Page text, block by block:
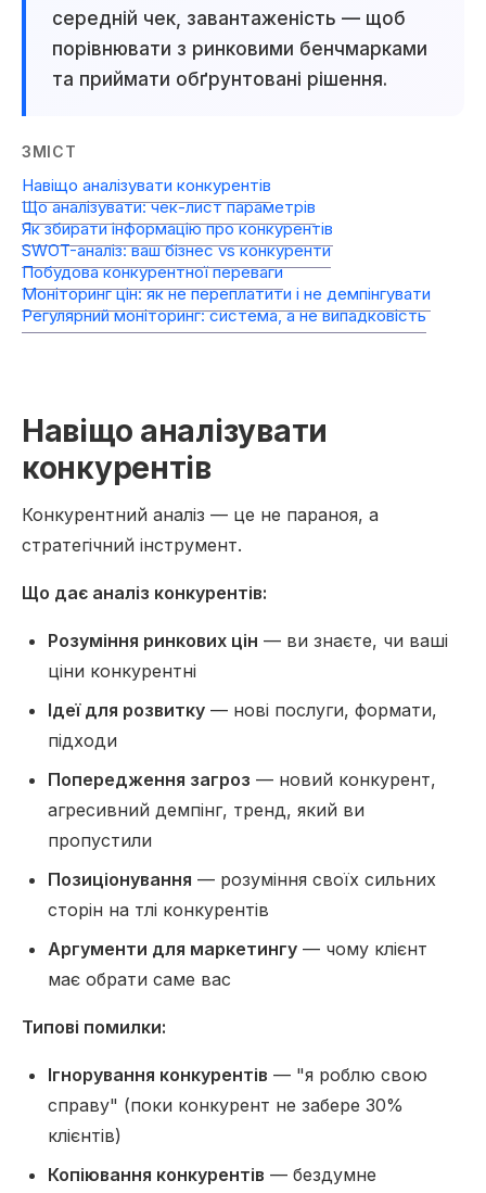
середній чек, завантаженість — щоб
порівнювати з ринковими бенчмарками
та приймати обґрунтовані рішення.
ЗМІСТ
Навіщо аналізувати конкурентів
Що аналізувати: чек-лист параметрів
Як збирати інформацію про конкурентів
SWOT-аналіз: ваш бізнес vs конкуренти
Побудова конкурентної переваги
Моніторинг цін: як не переплатити і не демпінгувати
Регулярний моніторинг: система, а не випадковість
Навіщо аналізувати
конкурентів
Конкурентний аналіз — це не параноя, а
стратегічний інструмент.
Що дає аналіз конкурентів:
Розуміння ринкових цін — ви знаєте, чи ваші
ціни конкурентні
Ідеї для розвитку — нові послуги, формати,
підходи
Попередження загроз — новий конкурент,
агресивний демпінг, тренд, який ви
пропустили
Позиціонування — розуміння своїх сильних
сторін на тлі конкурентів
Аргументи для маркетингу — чому клієнт
має обрати саме вас
Типові помилки:
Ігнорування конкурентів — "я роблю свою
справу" (поки конкурент не забере 30%
клієнтів)
Копіювання конкурентів — бездумне